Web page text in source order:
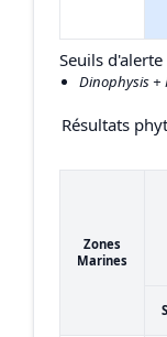
Seuils d'alerte
Dinophysis +
Résultats
Zones
Marines